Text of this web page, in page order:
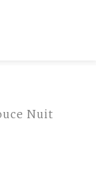
Nuit